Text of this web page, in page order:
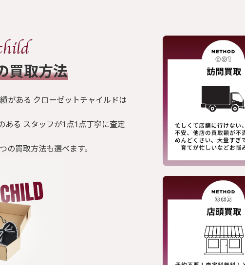
買取方法
がある クローゼットチャイルドは
ある スタッフが1点1点丁寧に査定
の買取方法も選べます。